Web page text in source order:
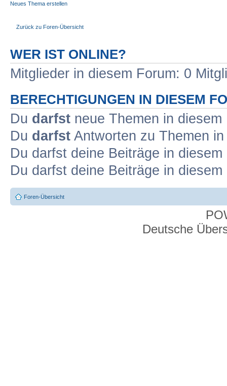
Neues Thema erstellen
Zurück zu Foren-Übersicht
WER IST ONLINE?
Mitglieder in diesem Forum: 0
BERECHTIGUNGEN IN DIESEM
Du darfst neue Themen in
Du darfst Antworten zu Themen
Du darfst deine Beiträge in
Du darfst deine Beiträge in
Foren-Übersicht
Deutsche